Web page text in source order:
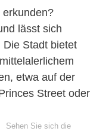
lässt sich
Stadt bietet
etwa auf der
Street oder
Sehen Sie sich die